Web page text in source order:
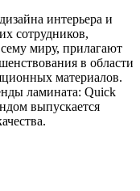
интерьера и
сотрудников,
миру, прилагают
в области
материалов.
ламината: Quick
выпускается